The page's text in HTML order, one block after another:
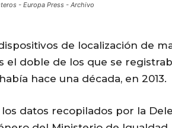
- Europa Press - Archivo
de localización de
el doble de los que se
hace una década, en 2013.
datos recopilados por la